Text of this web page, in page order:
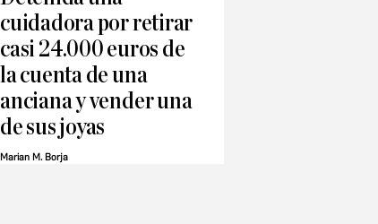
cuidadora por retirar
casi 24.000 euros de
la cuenta de una
anciana y vender una
de sus joyas
Marian M. Borja